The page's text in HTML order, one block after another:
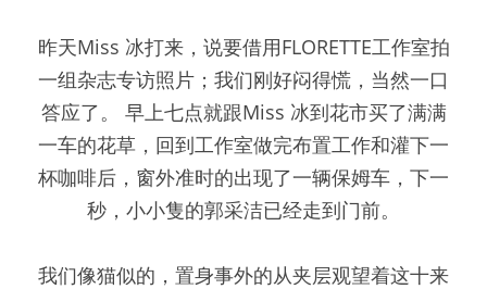
昨天Miss 冰打来，说要借用FLORETTE工作室拍
一组杂志专访照片；我们刚好闷得慌，当然一口
答应了。 早上七点就跟Miss 冰到花市买了满满
一车的花草，回到工作室做完布置工作和灌下一
杯咖啡后，窗外准时的出现了一辆保姆车，下一
秒，小小隻的郭采洁已经走到门前。
我们像猫似的，置身事外的从夹层观望着这十来